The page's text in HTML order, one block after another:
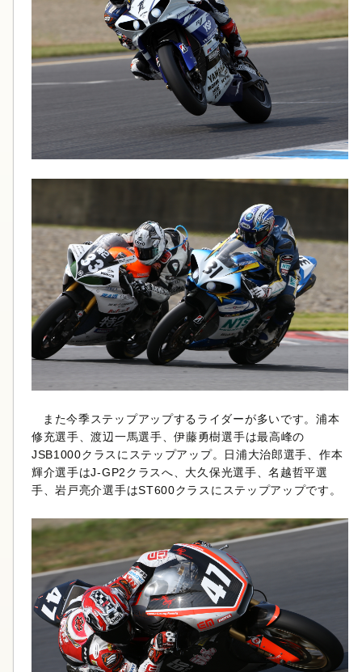
また今季ステップアップするライダーが多いです。浦本
修充選手、渡辺一馬選手、伊藤勇樹選手は最高峰の
JSB1000クラスにステップアップ。日浦大治郎選手、作本
輝介選手はJ-GP2クラスへ、大久保光選手、名越哲平選
手、岩戸亮介選手はST600クラスにステップアップです。